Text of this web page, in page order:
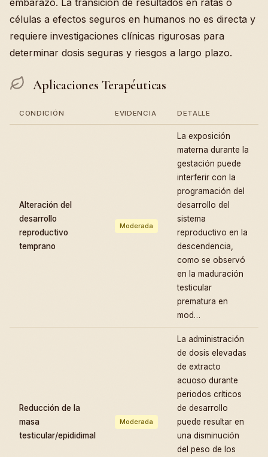
embarazo. La transición de resultados en ratas o
células a efectos seguros en humanos no es directa y
requiere investigaciones clínicas rigurosas para
determinar dosis seguras y riesgos a largo plazo.
Aplicaciones Terapéuticas
CONDICIÓN EVIDENCIA DETALLE
Alteración del
desarrollo
reproductivo
temprano
Moderada
La exposición
materna durante la
gestación puede
interferir con la
programación del
desarrollo del
sistema
reproductivo en la
descendencia,
como se observó
en la maduración
testicular
prematura en
mod…
Reducción de la
masa
testicular/epididimal
Moderada
La administración
de dosis elevadas
de extracto
acuoso durante
periodos críticos
de desarrollo
puede resultar en
una disminución
del peso de los